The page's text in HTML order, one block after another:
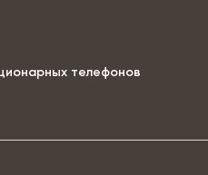
телефонов